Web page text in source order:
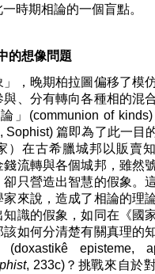
時期相論的一個盲點。
的想像問題
，晚期柏拉圖偏移了模
、分有轉向各種相的混
」(communion of
Sophist) 篇即為了此一目的
）在古希臘城邦以販賣
流轉與各個城邦，雖然
卻只營造出智慧的假象。
來說，造成了相論的理論
識的假象，如同在《國
該如何分清楚有關真理的
ê
episteme,
, 233c)？挑戰來自於